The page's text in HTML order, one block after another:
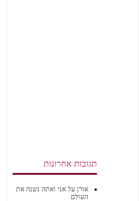
תגובות אחרונות
אורן עלאני ואתה נשנה את
העולם